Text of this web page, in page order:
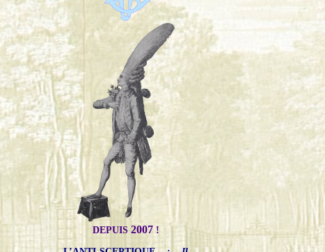
DEPUIS 2007!